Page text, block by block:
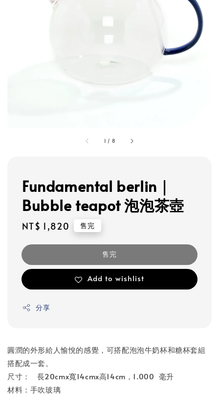
1 / 8
Fundamental berlin｜
Bubble teapot 泡泡茶壺
Regular
NT$ 1,820 售完
售完
Add to wishlist
分享
圓潤的外形給人愉悅的感覺，可搭配泡泡牛奶杯和糖杯套組
搭配成一套。
尺寸： 長20cmx寬14cmx高14cm，1.000 毫升
材料：手吹玻璃